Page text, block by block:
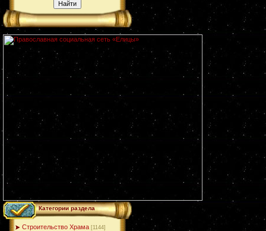
Категории раздела
Строительство Храма [1144]